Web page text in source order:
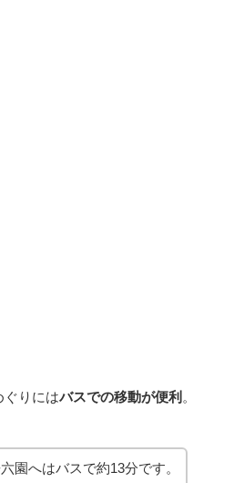
ぐりにはバスでの移動が便利 。
園へはバスで約13分です。